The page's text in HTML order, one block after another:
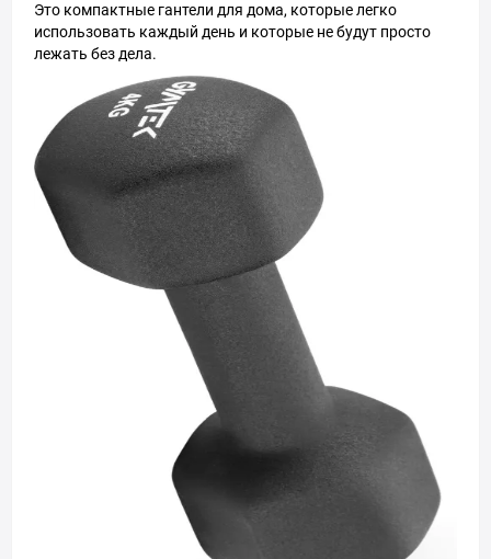
Это компактные гантели для дома, которые легко
использовать каждый день и которые не будут просто
лежать без дела.